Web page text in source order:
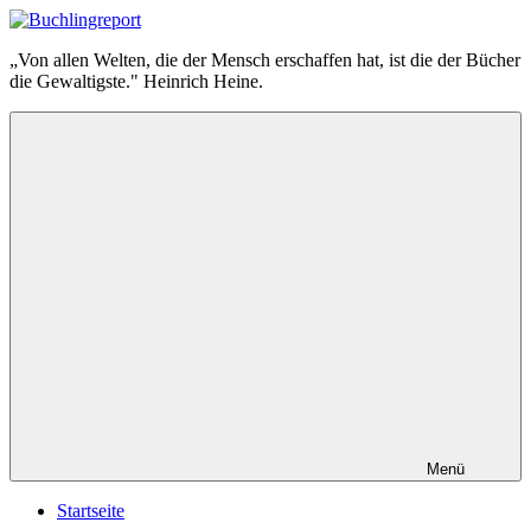
Zum
springen
Buchlingreport
„Von allen Welten, die der Mensch erschaffen hat, ist die der Bücher
die Gewaltigste." Heinrich Heine.
Menü
Startseite